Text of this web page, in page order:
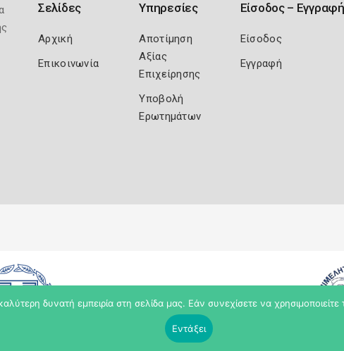
Σελίδες
Αρχική
Επικοινωνία
Υπηρεσίες
Αποτίμηση
Αξίας
Επιχείρησης
Υποβολή
Ερωτημάτων
Είσοδος – Εγγραφή
Είσοδος
Εγγραφή
δυνατή εμπειρία στη σελίδα μας. Εάν συνεχίσετε να
Εντάξει